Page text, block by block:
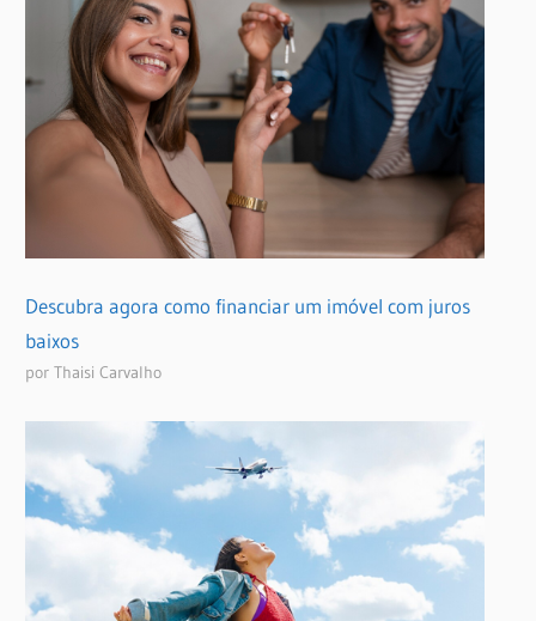
Descubra agora como financiar um imóvel com juros
baixos
por Thaisi Carvalho